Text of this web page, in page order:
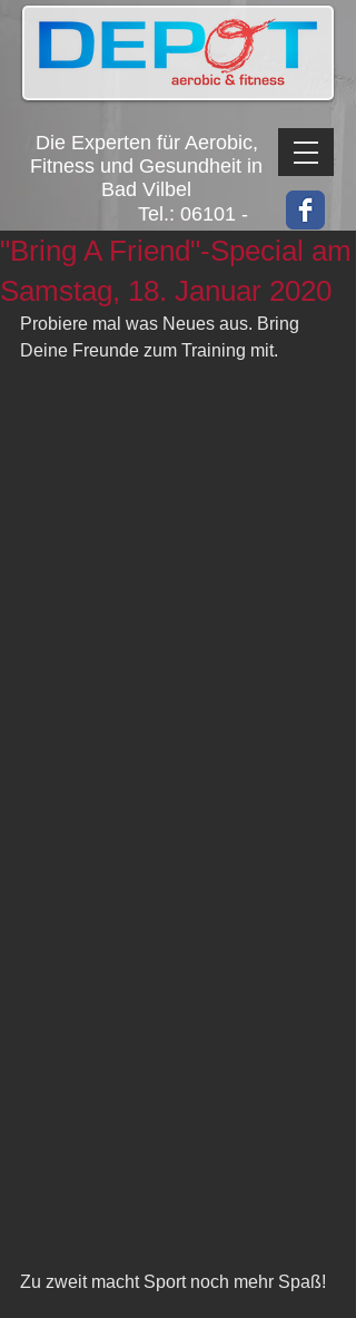
Die Experten für Aerobic,
Fitness und Gesundheit in
Bad Vilbel
Tel.: 06101 -
4512
"Bring A Friend"-Special am
Samstag, 18. Januar 2020
Probiere mal was Neues aus. Bring
Deine Freunde zum Training mit.
Zu zweit macht Sport noch mehr Spaß!